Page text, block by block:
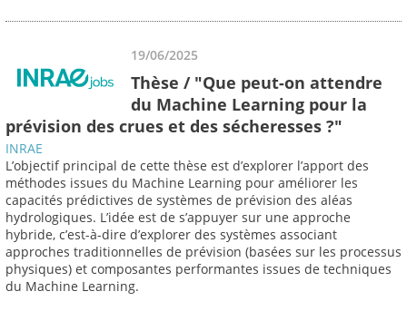
19/06/2025
Thèse / "Que peut-on attendre
du Machine Learning pour la
prévision des crues et des sécheresses ?"
INRAE
L’objectif principal de cette thèse est d’explorer l’apport des
méthodes issues du Machine Learning pour améliorer les
capacités prédictives de systèmes de prévision des aléas
hydrologiques. L’idée est de s’appuyer sur une approche
hybride, c’est-à-dire d’explorer des systèmes associant
approches traditionnelles de prévision (basées sur les processus
physiques) et composantes performantes issues de techniques
du Machine Learning.